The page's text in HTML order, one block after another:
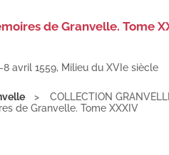
de Granvelle. Tome
avril 1559, Milieu du XVIe siècle
COLLECTION
de Granvelle. Tome XXXIV